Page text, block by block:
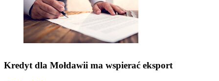
Kredyt dla Mołdawii ma wspierać eksport